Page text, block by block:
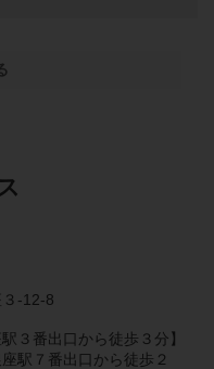
-12-8
３番出口から徒歩３分】
駅７番出口から徒歩２